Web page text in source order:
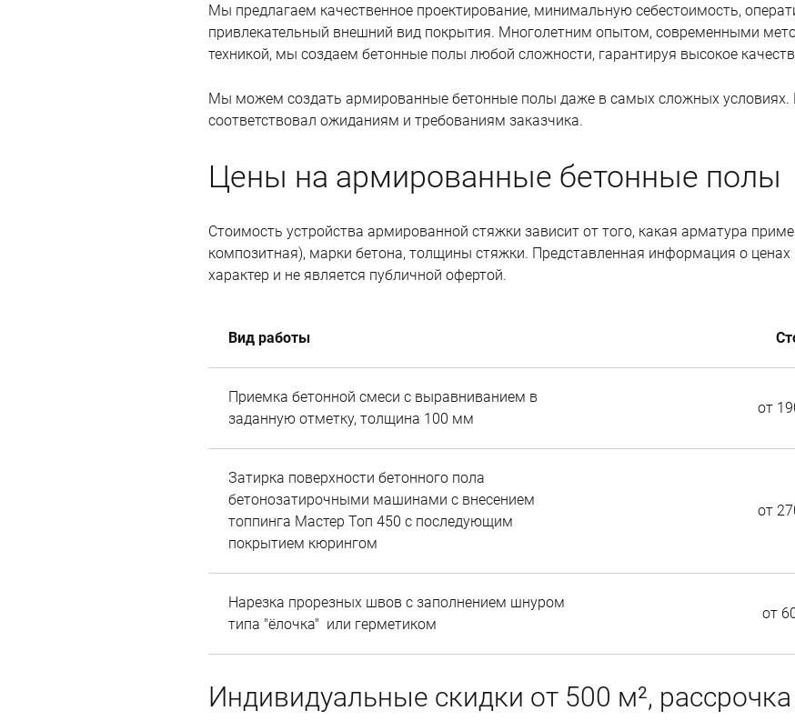
Мы предлагаем качественное проектирование, минимальную себестоимость,
привлекательный внешний вид покрытия. Многолетним опытом, современными
техникой, мы создаем бетонные полы любой сложности, гарантируя высокое
Мы можем создать армированные бетонные полы даже в самых сложных условиях.
соответствовал ожиданиям и требованиям заказчика.
Цены на армированные бетонные полы
Стоимость устройства армированной стяжки зависит от того, какая арматура
композитная), марки бетона, толщины стяжки. Представленная информация о
характер и не является публичной офертой.
Вид работы
Приемка бетонной смеси с выравниванием в
заданную отметку, толщина 100 мм
от
Затирка поверхности бетонного пола
бетонозатирочными машинами с внесением
топпинга Мастер Топ 450 с последующим
покрытием кюрингом
от
Нарезка прорезных швов с заполнением шнуром
типа "ёлочка" или герметиком
от
Индивидуальные скидки от 500 м²,